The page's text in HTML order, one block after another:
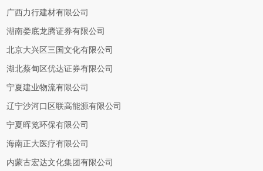
广西力行建材有限公司
湖南娄底龙腾证券有限公司
北京大兴区三国文化有限公司
湖北蔡甸区优达证券有限公司
宁夏建业物流有限公司
辽宁沙河口区联高能源有限公司
宁夏晖览环保有限公司
海南正大医疗有限公司
内蒙古宏达文化集团有限公司